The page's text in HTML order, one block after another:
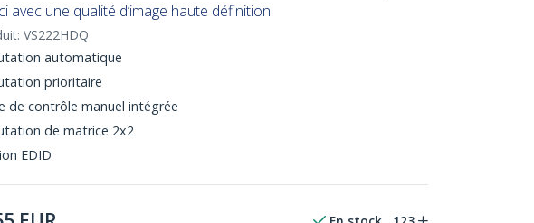
avec une qualité d’image haute définition
VS222HDQ
automatique
prioritaire
de contrôle manuel intégrée
de matrice 2x2
EDID